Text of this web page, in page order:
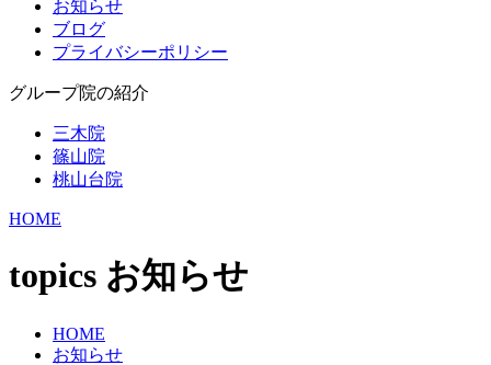
お知らせ
ブログ
プライバシーポリシー
グループ院の紹介
三木院
篠山院
桃山台院
HOME
topics お知らせ
HOME
お知らせ